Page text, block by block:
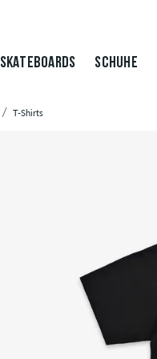
SKATEBOARDS SCHUHE
T-Shirts